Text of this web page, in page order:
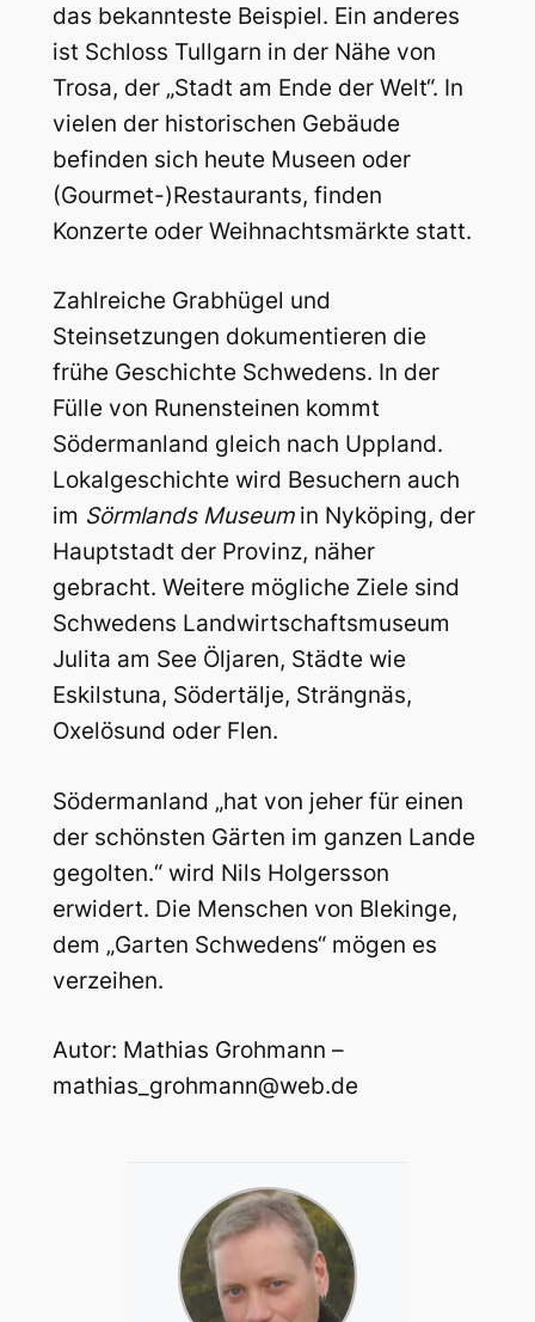
das bekannteste Beispiel. Ein anderes
ist Schloss Tullgarn in der Nähe von
Trosa, der „Stadt am Ende der Welt“. In
vielen der historischen Gebäude
befinden sich heute Museen oder
(Gourmet-)Restaurants, finden
Konzerte oder Weihnachtsmärkte statt.
Zahlreiche Grabhügel und
Steinsetzungen dokumentieren die
frühe Geschichte Schwedens. In der
Fülle von Runensteinen kommt
Södermanland gleich nach Uppland.
Lokalgeschichte wird Besuchern auch
im Sörmlands Museumin Nyköping, der
Hauptstadt der Provinz, näher
gebracht. Weitere mögliche Ziele sind
Schwedens Landwirtschaftsmuseum
Julita am See Öljaren, Städte wie
Eskilstuna, Södertälje, Strängnäs,
Oxelösund oder Flen.
Södermanland „hat von jeher für einen
der schönsten Gärten im ganzen Lande
gegolten.“ wird Nils Holgersson
erwidert. Die Menschen von Blekinge,
dem „Garten Schwedens“ mögen es
verzeihen.
Autor: Mathias Grohmann –
mathias_grohmann@web.de